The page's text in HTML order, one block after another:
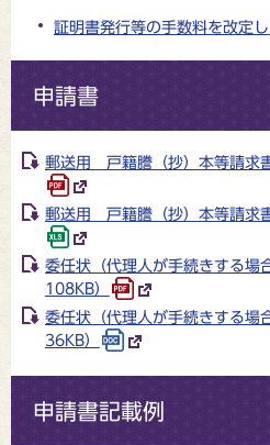
証明書発行等の手数料を改定
申請書
郵送用 戸籍謄（抄）本等請求
郵送用 戸籍謄（抄）本等請求
委任状（代理人が手続きする場
108KB）
委任状（代理人が手続きする
36KB）
申請書記載例